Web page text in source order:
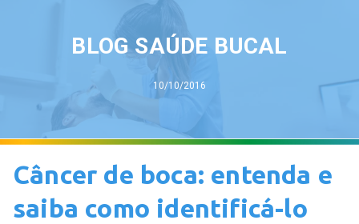
BLOG SAÚDE BUCAL
10/10/2016
Câncer de boca: entenda e
saiba como identificá-lo